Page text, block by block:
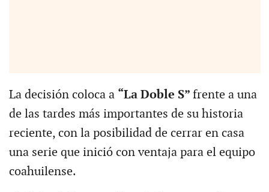
La decisión coloca a “La Doble S” frente a una
de las tardes más importantes de su historia
reciente, con la posibilidad de cerrar en casa
una serie que inició con ventaja para el equipo
coahuilense.